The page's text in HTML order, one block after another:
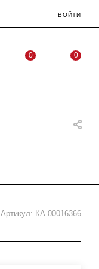
ВОЙТИ
0 0
Артикул: КА-00016366